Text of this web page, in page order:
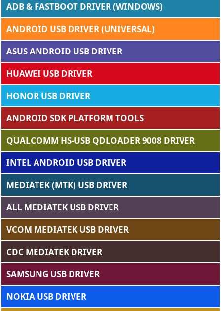
ADB & FASTBOOT DRIVER (WINDOWS)
ANDROID USB DRIVER (UNIVERSAL)
ASUS ANDROID USB DRIVER
HUAWEI USB DRIVER
HONOR USB DRIVER
ANDROID SDK PLATFORM TOOLS
QUALCOMM HS-USB QDLOADER 9008 DRIVER
INTEL ANDROID USB DRIVER
MEDIATEK (MTK) USB DRIVER
ALL MEDIATEK USB DRIVER
VCOM MEDIATEK USB DRIVER
CDC MEDIATEK DRIVER
SAMSUNG USB DRIVER
NOKIA USB DRIVER